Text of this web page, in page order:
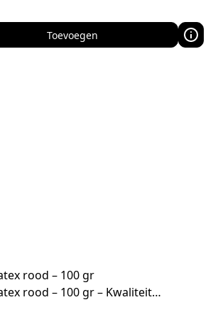
Toevoegen
rood – 100 gr
rood – 100 gr – Kwaliteit…